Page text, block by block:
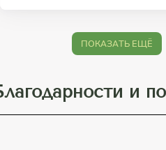
ПОКАЗАТЬ ЕЩЁ
и